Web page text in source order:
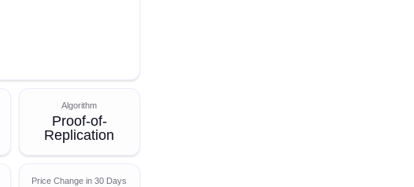
Algorithm
Proof-of-
Replication
Price Change in 30 Days